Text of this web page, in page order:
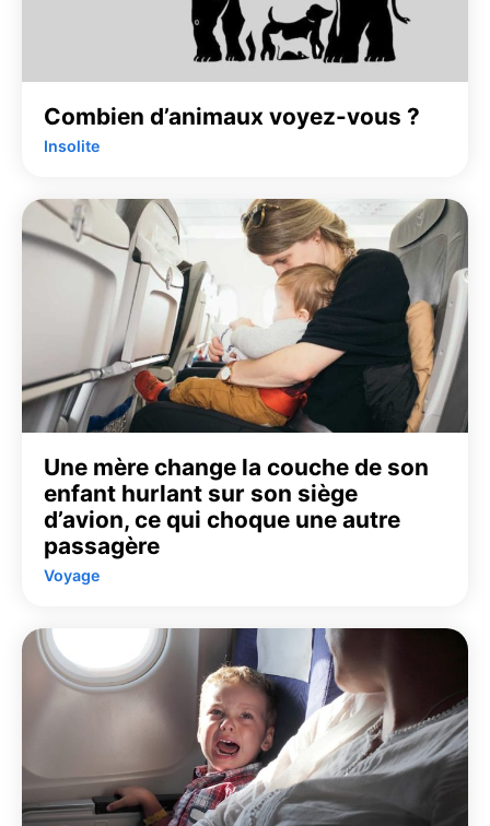
Combien d’animaux voyez-vous ?
Insolite
Une mère change la couche de son
enfant hurlant sur son siège
d’avion, ce qui choque une autre
passagère
Voyage